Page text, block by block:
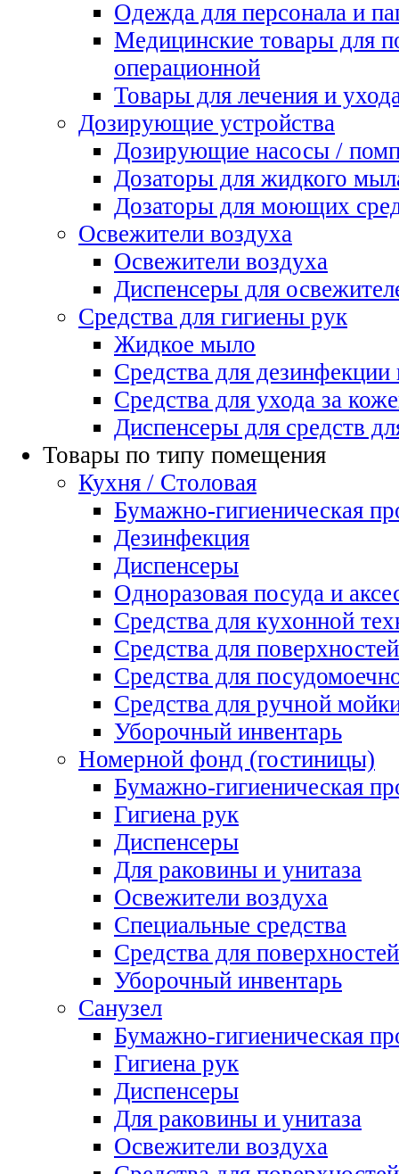
Одежда для персонала и
Медицинские товары для
операционной
Товары для лечения и
Дозирующие устройства
Дозирующие насосы /
Дозаторы для жидкого
Дозаторы для моющих
Освежители воздуха
Освежители воздуха
Диспенсеры для
Средства для гигиены рук
Жидкое мыло
Средства для
Средства для ухода за
Диспенсеры для средств
Товары по типу помещения
Кухня / Столовая
Бумажно-гигиеническая
Дезинфекция
Диспенсеры
Одноразовая посуда и
Средства для кухонной
Средства для поверхностей
Средства для
Средства для ручной
Уборочный инвентарь
Номерной фонд (гостиницы)
Бумажно-гигиеническая
Гигиена рук
Диспенсеры
Для раковины и унитаза
Освежители воздуха
Специальные средства
Средства для поверхностей
Уборочный инвентарь
Санузел
Бумажно-гигиеническая
Гигиена рук
Диспенсеры
Для раковины и унитаза
Освежители воздуха